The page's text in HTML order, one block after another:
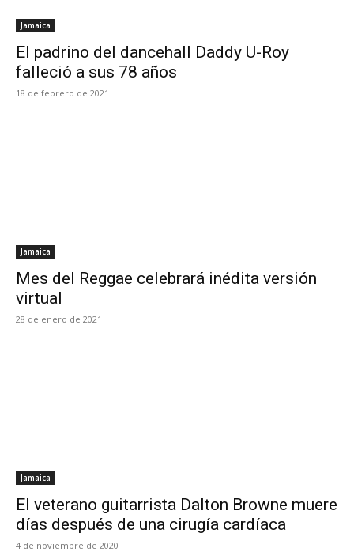
Jamaica
El padrino del dancehall Daddy U-Roy
falleció a sus 78 años
18 de febrero de 2021
Jamaica
Mes del Reggae celebrará inédita versión
virtual
28 de enero de 2021
Jamaica
El veterano guitarrista Dalton Browne muere
días después de una cirugía cardíaca
4 de noviembre de 2020